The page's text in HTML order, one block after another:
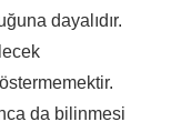
dayalıdır.
da bilinmesi